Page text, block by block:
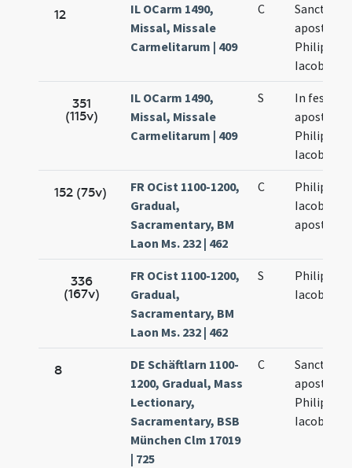
12
IL OCarm 1490,
Missal, Missale
Carmelitarum | 409
C
Philippi et
Iacobi
351
(115v)
IL OCarm 1490,
Missal, Missale
Carmelitarum | 409
S
In festo
Philippi et
Iacobi
152 (75v)
FR OCist 1100-1200,
Gradual,
Sacramentary, BM
Laon Ms. 232 | 462
C
Philippi et
Iacobi
336
(167v)
FR OCist 1100-1200,
Gradual,
Sacramentary, BM
Laon Ms. 232 | 462
S
Philippi et
Iacobi
8
DE Schäftlarn 1100-
1200, Gradual, Mass
Lectionary,
Sacramentary, BSB
München Clm 17019
| 725
C
Sancti
Philippi et
Iacobi